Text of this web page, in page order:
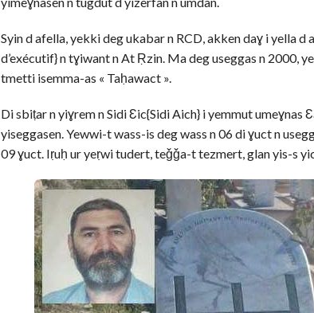
Syin d afella, yekki deg ukabar n RCD, akken daɣ i yella
d’exécutif} n tɣiwant n At Ṛzin. Ma deg useggas n 2000,
tmetti isemma-as « Taḥawact ».
Di sbiṭar n yiɣrem n Sidi Ɛic{Sidi Aich} i yemmut umeɣnas
yiseggasen. Yewwi-t wass-is deg wass n 06 di ɣuct n
09 ɣuct. Iṛuḥ ur yeṛwi tudert, teǧǧa-t tezmert, glan yis-s